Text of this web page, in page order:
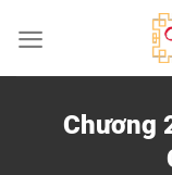
qua
nội
Chương